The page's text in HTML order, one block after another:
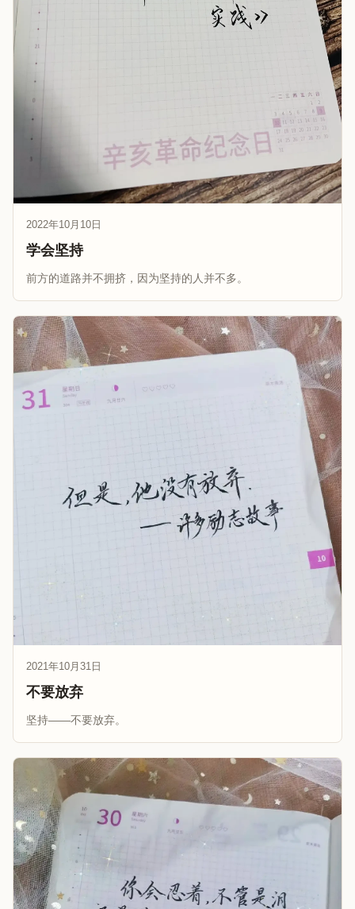
2022年10月10日
学会坚持
前方的道路并不拥挤，因为坚持的人并不多。
2021年10月31日
不要放弃
坚持——不要放弃。